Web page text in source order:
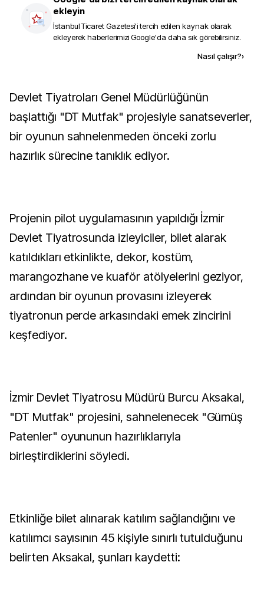
ekleyin
İstanbul Ticaret Gazetesi'i tercih edilen kaynak olarak
ekleyerek haberlerimizi Google'da daha sık görebilirsiniz.
Nasıl çalışır?›
Devlet Tiyatroları Genel Müdürlüğünün
başlattığı "DT Mutfak" projesiyle sanatseverler,
bir oyunun sahnelenmeden önceki zorlu
hazırlık sürecine tanıklık ediyor.
Projenin pilot uygulamasının yapıldığı İzmir
Devlet Tiyatrosunda izleyiciler, bilet alarak
katıldıkları etkinlikte, dekor, kostüm,
marangozhane ve kuaför atölyelerini geziyor,
ardından bir oyunun provasını izleyerek
tiyatronun perde arkasındaki emek zincirini
keşfediyor.
İzmir Devlet Tiyatrosu Müdürü Burcu Aksakal,
"DT Mutfak" projesini, sahnelenecek "Gümüş
Patenler" oyununun hazırlıklarıyla
birleştirdiklerini söyledi.
Etkinliğe bilet alınarak katılım sağlandığını ve
katılımcı sayısının 45 kişiyle sınırlı tutulduğunu
belirten Aksakal, şunları kaydetti: